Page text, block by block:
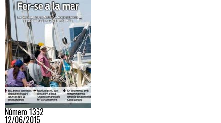
Número 1362
12/06/2015